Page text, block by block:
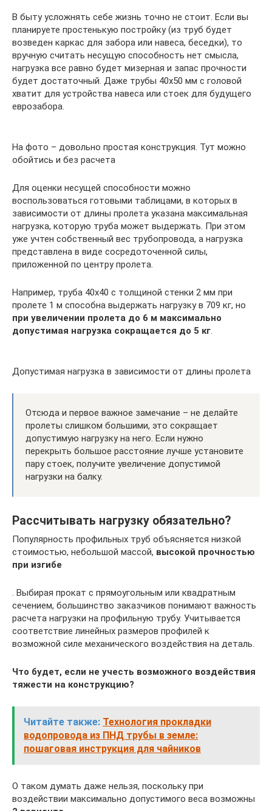
В быту усложнять себе жизнь точно не стоит. Если вы
планируете простенькую постройку (из труб будет
возведен каркас для забора или навеса, беседки), то
вручную считать несущую способность нет смысла,
нагрузка все равно будет мизерная и запас прочности
будет достаточный. Даже трубы 40х50 мм с головой
хватит для устройства навеса или стоек для будущего
еврозабора.
На фото – довольно простая конструкция. Тут можно
обойтись и без расчета
Для оценки несущей способности можно
воспользоваться готовыми таблицами, в которых в
зависимости от длины пролета указана максимальная
нагрузка, которую труба может выдержать. При этом
уже учтен собственный вес трубопровода, а нагрузка
представлена в виде сосредоточенной силы,
приложенной по центру пролета.
Например, труба 40х40 с толщиной стенки 2 мм при
пролете 1 м способна выдержать нагрузку в 709 кг, но
при увеличении пролета до 6 м максимально
допустимая нагрузка сокращается до 5 кг.
Допустимая нагрузка в зависимости от длины пролета
Отсюда и первое важное замечание – не делайте
пролеты слишком большими, это сокращает
допустимую нагрузку на него. Если нужно
перекрыть большое расстояние лучше установите
пару стоек, получите увеличение допустимой
нагрузки на балку.
Рассчитывать нагрузку обязательно?
Популярность профильных труб объясняется низкой
стоимостью, небольшой массой, высокой прочностью
при изгибе
. Выбирая прокат с прямоугольным или квадратным
сечением, большинство заказчиков понимают важность
расчета нагрузки на профильную трубу. Учитывается
соответствие линейных размеров профилей к
возможной силе механического воздействия на деталь.
Что будет, если не учесть возможного воздействия
тяжести на конструкцию?
Читайте также: Технология прокладки
водопровода из ПНД трубы в земле:
пошаговая инструкция для чайников
О таком думать даже нельзя, поскольку при
воздействии максимально допустимого веса возможны